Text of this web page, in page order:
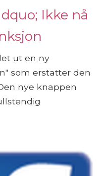
Ikke nå
ut en ny
som erstatter den
nye knappen